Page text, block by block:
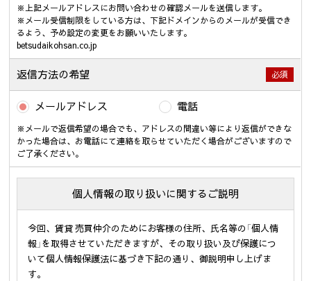
※上記メールアドレスにお問い合わせの確認メールを送信します。
※メール受信制限をしている方は、下記ドメインからのメールが受信でき
るよう、予め設定の変更をお願いいたします。
betsudaikohsan.co.jp
返信方法の希望 必須
メールアドレス 電話
※メールで返信希望の場合でも、アドレスの間違い等により返信ができな
かった場合は、お電話にて連絡を取らせていただく場合がございますので
ご了承ください。
個人情報の取り扱いに関するご説明
今回、賃貸 売買仲介のためにお客様の住所、氏名等の「個人情
報」を取得させていただきますが、その取り扱い及び保護につ
いて個人情報保護法に基づき下記の通り、御説明申し上げま
す。